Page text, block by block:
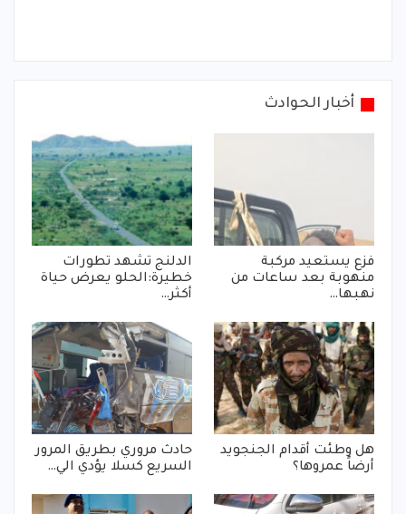
أخبار الحوادث
فزع يستعيد مركبة
منهوبة بعد ساعات من
نهبها…
الدلنج تشهد تطورات
خطيرة:الحلو يعرض حياة
أكثر…
هل وطئت أقدام الجنجويد
أرضاً عمروها؟
حادث مروري بطريق المرور
السريع كسلا يؤدي الي…